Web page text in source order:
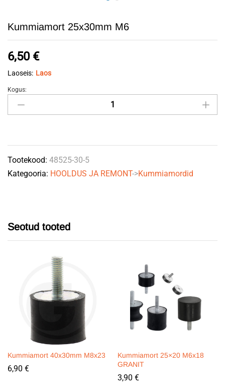
Kummiamort 25x30mm M6
6,50 €
Laoseis: Laos
Kummiamort
25x30mm
Kogus:
Tootekood: 48525-30-5
Kategooria: HOOLDUS JA REMONT->Kummiamordid
Seotud tooted
Kummiamort 40x30mm M8x23
6,90 €
Kummiamort 25×20 M6x18
GRANIT
3,90 €